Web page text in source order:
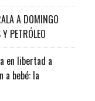
A DOMINGO
PETRÓLEO
en libertad a
a bebé: la